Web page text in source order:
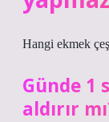
Hangi ekmek
Günde 1
aldırır